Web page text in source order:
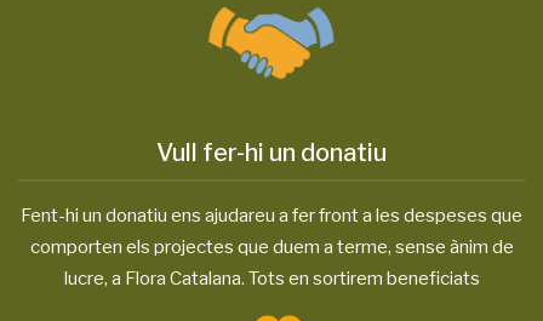
Vull fer-hi un donatiu
Fent-hi un donatiu ens ajudareu a fer front a les despeses que
comporten els projectes que duem a terme, sense ànim de
lucre, a Flora Catalana. Tots en sortirem beneficiats